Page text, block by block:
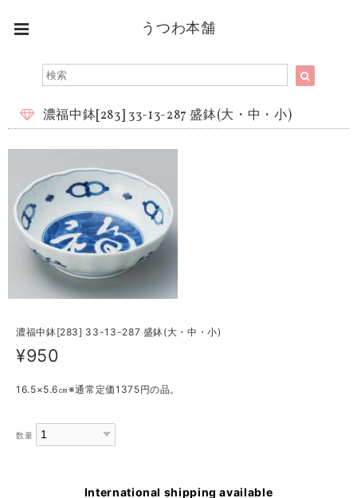
うつわ本舗
濃福中鉢[283] 33-13-287 盛鉢(大・中・小)
濃福中鉢[283] 33-13-287 盛鉢(大・中・小)
¥950
16.5×5.6㎝※通常定価1375円の品。
数量
International shipping available